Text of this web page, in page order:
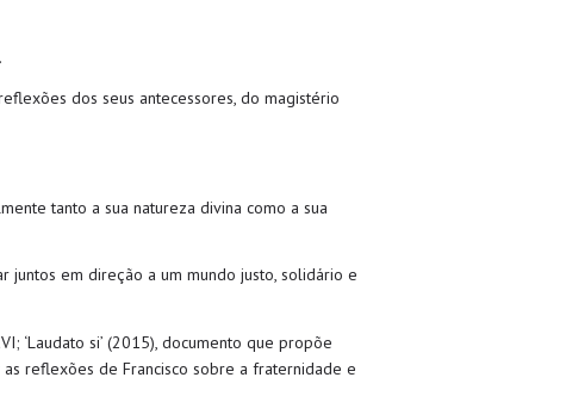
dos seus antecessores, do magistério
tanto a sua natureza divina como a sua
juntos em direção a um mundo justo, solidário e
‘Laudato si’ (2015), documento que propõe
reflexões de Francisco sobre a fraternidade e